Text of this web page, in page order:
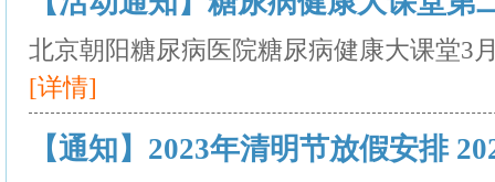
北京朝阳糖尿病医院糖尿病健康大课堂3
[详情]
【通知】2023年清明节放假安排